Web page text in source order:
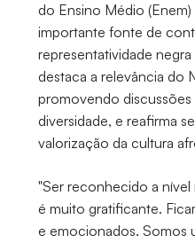
do Ensino Médio
importante fonte de
representatividade
destaca a relevância do
promovendo
diversidade, e reafirma
valorização da cultura
"Ser reconhecido a
é muito gratificante.
e emocionados. Somos